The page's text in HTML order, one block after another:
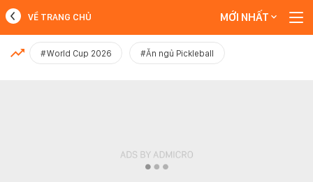
MỚI NHẤT
VỀ TRANG CHỦ MỚI NHẤT
#World Cup 2026 #Ăn ngủ Pickleball